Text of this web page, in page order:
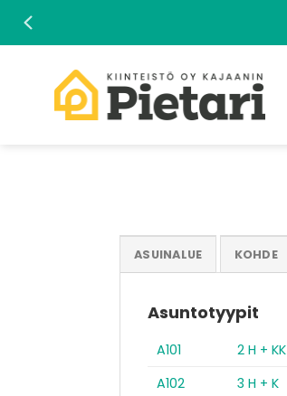
ASUINALUE KOHDE
Asuntotyypit
A101 2 H + KK
A102
3 H + K